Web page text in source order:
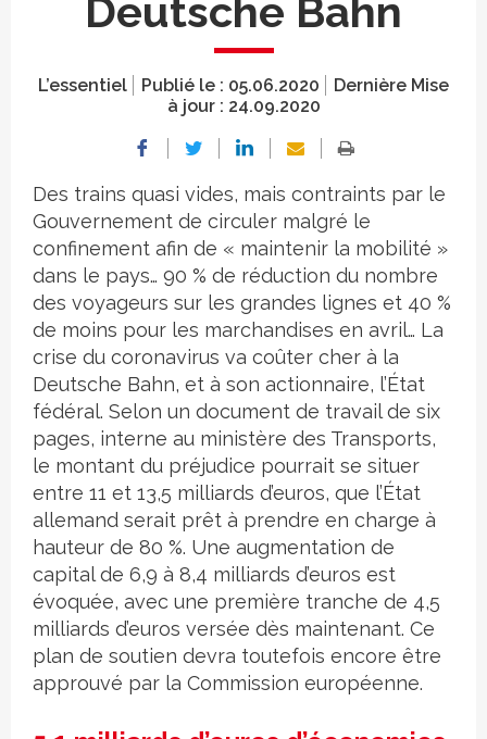
Deutsche Bahn
L’essentiel Publié le : 05.06.2020
Dernière Mise
à jour : 24.09.2020
Des trains quasi vides, mais contraints par le
Gouvernement de circuler malgré le
confinement afin de « maintenir la mobilité »
dans le pays… 90 % de réduction du nombre
des voyageurs sur les grandes lignes et 40 %
de moins pour les marchandises en avril… La
crise du coronavirus va coûter cher à la
Deutsche Bahn, et à son actionnaire, l’État
fédéral. Selon un document de travail de six
pages, interne au ministère des Transports,
le montant du préjudice pourrait se situer
entre 11 et 13,5 milliards d’euros, que l’État
allemand serait prêt à prendre en charge à
hauteur de 80 %. Une augmentation de
capital de 6,9 à 8,4 milliards d’euros est
évoquée, avec une première tranche de 4,5
milliards d’euros versée dès maintenant. Ce
plan de soutien devra toutefois encore être
approuvé par la Commission européenne.